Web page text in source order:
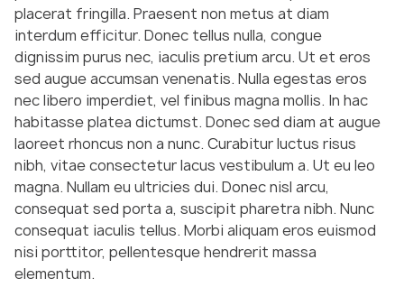
placerat fringilla. Praesent non metus at diam
interdum efficitur. Donec tellus nulla, congue
dignissim purus nec, iaculis pretium arcu. Ut et eros
sed augue accumsan venenatis. Nulla egestas eros
nec libero imperdiet, vel finibus magna mollis. In hac
habitasse platea dictumst. Donec sed diam at augue
laoreet rhoncus non a nunc. Curabitur luctus risus
nibh, vitae consectetur lacus vestibulum a. Ut eu leo
magna. Nullam eu ultricies dui. Donec nisl arcu,
consequat sed porta a, suscipit pharetra nibh. Nunc
consequat iaculis tellus. Morbi aliquam eros euismod
nisi porttitor, pellentesque hendrerit massa
elementum.